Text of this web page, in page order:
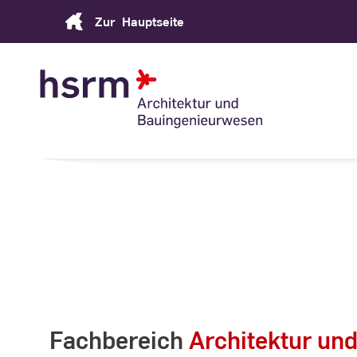
Zur Hauptseite
FachbereichArchitektur und